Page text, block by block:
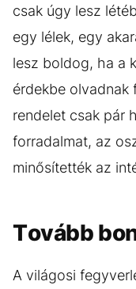
csak úgy lesz
egy lélek, egy
lesz boldog, ha a
érdekbe olvadnak
rendelet csak pár
forradalmat, az
minősítették az
Tovább
A világosi